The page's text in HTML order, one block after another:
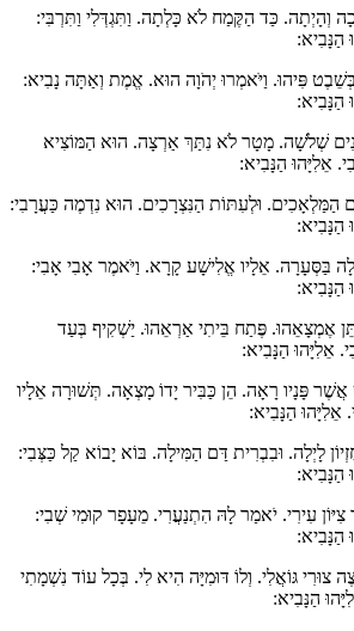
וְהָיְתָה. כַּד הַקֶּמַח לֹא כָּלְתָה. וַתִּגְדְּלִי וַתִּרְבִּי:
הַנָּבִיא:
פִּיהוּ. וַיֹּאמְרוּ יְהֹוָה הוּא. אֱמֶת וְאַתָּה נָבִיא:
הַנָּבִיא:
שְׁלֹשָׁה. מָטָר לֹא נִתַּךְ אַרְצָה. הוּא הַמּוֹצִיא
אֵלִיָּהוּ הַנָּבִיא:
הַמַּלְאָכִים. וּלְעִתּוֹת הַנִּצְרָכִים. הוּא נִדְמֶה כַּעֲרָבִי:
הַנָּבִיא:
בַּסְּעָרָה. אֵלָיו אֱלִישָׁע קָרָא. וַיֹּאמֶר אָבִי אָבִי:
הַנָּבִיא:
אֶמְצָאֵהוּ. פֶּתַח בֵּיתִי אַרְאֵהוּ. יַשְׁקִיף בְּעַד
אֵלִיָּהוּ הַנָּבִיא:
פָּנָיו רָאָה. הֵן כַּבִּיר יָדוֹ מָצְאָה. תְּשׁוּרָה אֵלָיו
אֵלִיָּהוּ הַנָּבִיא:
לָיְלָה. וּבִבְרִית דַּם הַמִּילָה. בּוֹא יָבוֹא קַל כַּצְּבִי:
הַנָּבִיא:
צִיּוֹן עִירִי. יֹאמַר לָהּ הִתְנַעֲרִי. מֵעָפָר קוּמִי שְׁבִי:
הַנָּבִיא:
צוּרִי גּוֹאֲלִי. וְלוֹ דּוּמִיָּה הִיא לִי. בְּכָל עוֹד נִשְׁמָתִי
הַנָּבִיא: